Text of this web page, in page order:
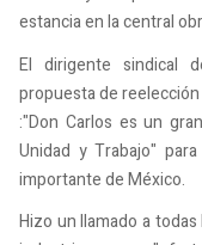
estancia en la central
El dirigente sindical
propuesta de
:"Don Carlos es un
Unidad y Trabajo"
importante de México.
Hizo un llamado a